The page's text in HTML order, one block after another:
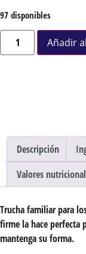
97 disponibles
Añadir
Descripción
Valores
Trucha familiar para
firme la hace perfecta
mantenga su forma.